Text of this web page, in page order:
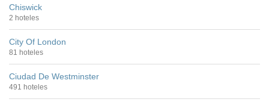
Chiswick
2 hoteles
City Of London
81 hoteles
Ciudad De Westminster
491 hoteles